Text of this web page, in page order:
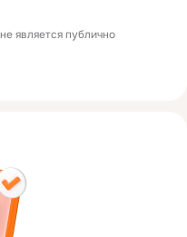
является публично